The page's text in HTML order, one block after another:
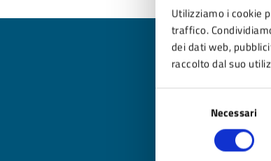
Utilizziamo i cookie
traffico.
dei dati web,
raccolto dal suo
Necessari